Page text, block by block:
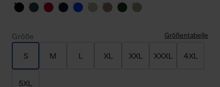
Größe Größentabelle
S M L XL XXL XXXL 4XL
5XL